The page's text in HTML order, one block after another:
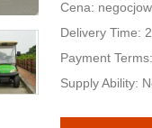
Cena:
Delivery Time:
Payment
Supply Ability: